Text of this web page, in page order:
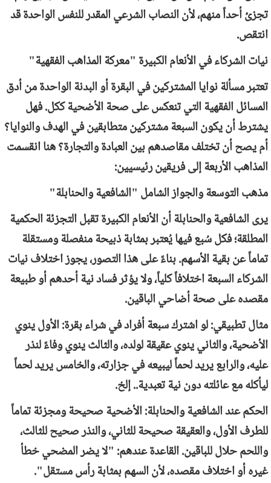
تجزئ أحداً منهم، لأن النصاب الشرعي المقدر للنفس الواحدة قد
انتقص.
نيات الشركاء في الأنعام الكبيرة "معركة المذاهب الفقهية"
تعتبر مسألة نوايا المشتركين في البقرة أو البدنة الواحدة من أدق
المسائل الفقهية التي تنعكس على صحة الأضحية ككل. فهل
يشترط أن يكون السبعة مشتركين متطابقين في الهدف والنوايا؟
أم يصح أن تختلف مقاصدهم بين العبادة والتجارة؟ هنا انقسمت
المذاهب الأربعة إلى فريقين رئيسيين:
مذهب التوسعة والجواز الشامل "الشافعية والحنابلة"
يرى الشافعية والحنابلة أن الأنعام الكبيرة تقبل التجزئة الحكمية
المطلقة؛ فكل سُبع فيها يُعتبر بمثابة ذبيحة منفصلة ومستقلة
تماماً عن بقية الأسهم. بناءً على هذا التصور، يجوز اختلاف نيات
الشركاء السبعة اختلافاً كلياً، ولا يؤثر فساد نية أحدهم أو طبيعة
مقصده على صحة أضاحي الباقين.
مثال تطبيقي: لو اشترك سبعة أفراد في شراء بقرة: الأول ينوي
الأضحية، والثاني ينوي عقيقة لولده، والثالث ينوي وفاءً لنذر
عليه، والرابع يريد لحماً ليبيعه في جزارته، والخامس يريد لحماً
ليأكله مع عائلته دون نية تعبدية.. إلخ.
الحكم عند الشافعية والحنابلة: الأضحية صحيحة ومجزئة تماماً
للطرف الأول، والعقيقة صحيحة للثاني، والنذر صحيح للثالث،
واللحم حلال للباقين. القاعدة عندهم: "لا يضر المضحي خطأ
غيره أو اختلاف مقصده، لأن السهم بمثابة رأس مستقل".